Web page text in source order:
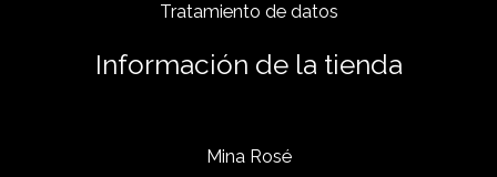
Tratamiento de datos
Información de la tienda
Mina Rosé